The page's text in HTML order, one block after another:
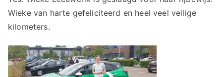
Wieke van harte gefeliciteerd en heel veel veilige
kilometers.